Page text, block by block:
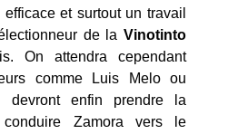
et surtout un travail
de la Vinotinto
On attendra cependant
comme Luis Melo ou
devront enfin prendre la
conduire Zamora vers le